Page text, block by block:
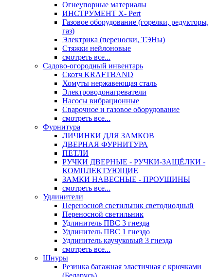
Огнеупорные материалы
ИНСТРУМЕНТ X- Pert
Газовое оборудование (горелки, редукторы,
газ)
Электрика (переноски, ТЭНы)
Стяжки нейлоновые
смотреть все...
Садово-огородный инвентарь
Скотч KRAFTBAND
Хомуты нержавеющая сталь
Электроводонагреватели
Насосы вибрационные
Сварочное и газовое оборудование
смотреть все...
Фурнитура
ЛИЧИНКИ ДЛЯ ЗАМКОВ
ДВЕРНАЯ ФУРНИТУРА
ПЕТЛИ
РУЧКИ ДВЕРНЫЕ - РУЧКИ-ЗАЩЁЛКИ -
КОМПЛЕКТУЮЩИЕ
ЗАМКИ НАВЕСНЫЕ - ПРОУШИНЫ
смотреть все...
Удлинители
Переносной светильник светодиодный
Переносной светильник
Удлинитель ПВС 3 гнезда
Удлинитель ПВС 1 гнездо
Удлинитель каучуковый 3 гнезда
смотреть все...
Шнуры
Резинка багажная эластичная с крючками
(Беларусь)